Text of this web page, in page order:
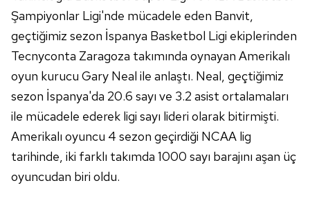
Şampiyonlar Ligi'nde mücadele eden Banvit,
geçtiğimiz sezon İspanya Basketbol Ligi ekiplerinden
Tecnyconta Zaragoza takımında oynayan Amerikalı
oyun kurucu Gary Neal ile anlaştı. Neal, geçtiğimiz
sezon İspanya'da 20.6 sayı ve 3.2 asist ortalamaları
ile mücadele ederek ligi sayı lideri olarak bitirmişti.
Amerikalı oyuncu 4 sezon geçirdiği NCAA lig
tarihinde, iki farklı takımda 1000 sayı barajını aşan üç
oyuncudan biri oldu.